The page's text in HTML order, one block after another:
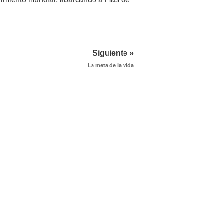
Siguiente »
La meta de la vida